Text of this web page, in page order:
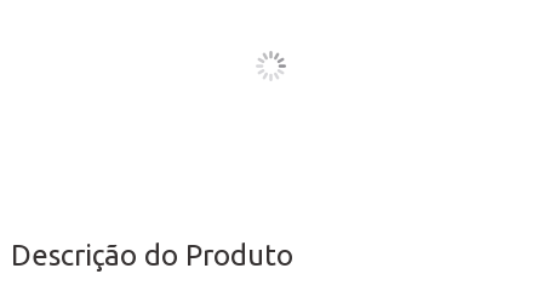
Descrição do Produto